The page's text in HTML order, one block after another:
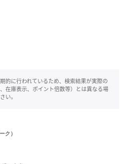
的に行われているため、検索結果が実際の
在庫表示、ポイント倍数等）とは異なる場
い。
ク）